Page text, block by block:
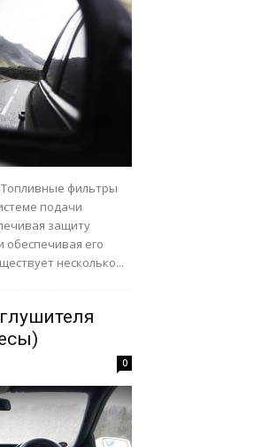
фильтры
подачи
защиту
обеспечивая его
несколько...
0